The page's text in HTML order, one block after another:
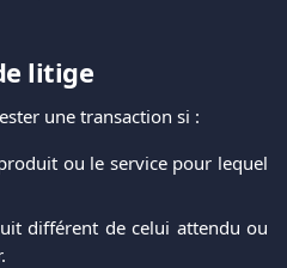
litige
une transaction si :
ou le service pour lequel
différent de celui attendu ou